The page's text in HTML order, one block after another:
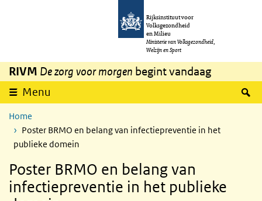
Overslaan en naar de inhoud gaan
Rijksinstituut voor
Volksgezondheid
en Milieu
Ministerie van Volksgezondheid,
Welzijn en Sport
RIVM De zorg voor morgen begint vandaag
Menu
Home
Poster BRMO en belang van infectiepreventie in het
publieke domein
Poster BRMO en belang van
infectiepreventie in het publieke